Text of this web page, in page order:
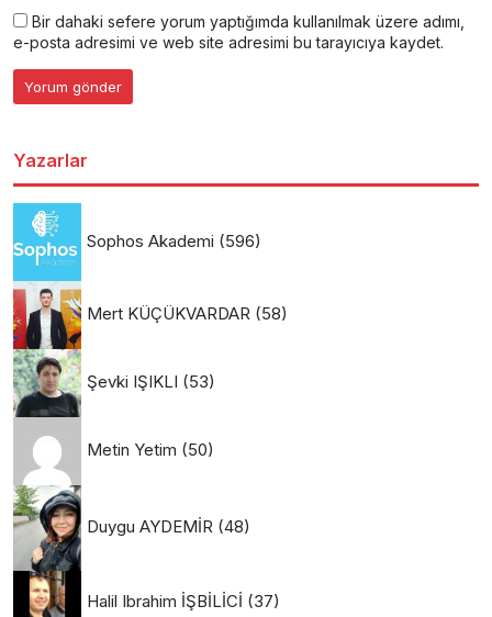
Bir dahaki sefere yorum yaptığımda kullanılmak üzere adımı,
e-posta adresimi ve web site adresimi bu tarayıcıya kaydet.
Yazarlar
Sophos Akademi (596)
Mert KÜÇÜKVARDAR (58)
Şevki IŞIKLI (53)
Metin Yetim (50)
Duygu AYDEMİR (48)
Halil Ibrahim İŞBİLİCİ (37)